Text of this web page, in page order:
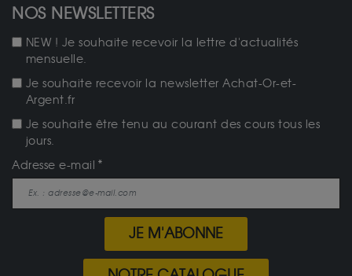
NOS NEWSLETTERS
NEW ! Je souhaite recevoir la lettre d'actualités
mensuelle.
Je souhaite recevoir la newsletter Achat-Or-et-
Argent.fr
Je souhaite être tenu au courant des cours tous les
jours.
Adresse e-mail
JE M'ABONNE